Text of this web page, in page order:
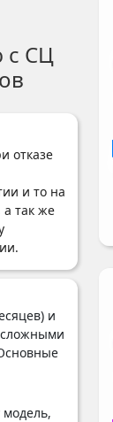
с СЦ
отказе
и то на
а так же
и
сложными